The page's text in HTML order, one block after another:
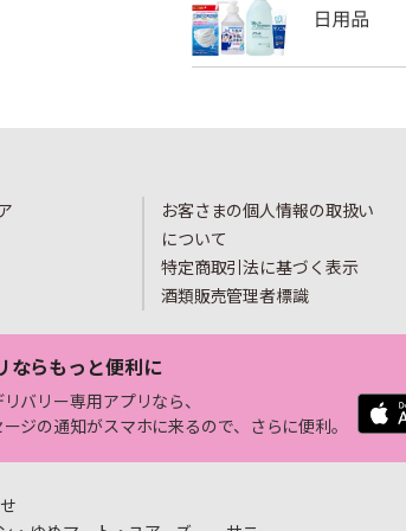
お客さまの個人情報の取扱い
について
特定商取引法に基づく表示
酒類販売管理者標識
ならもっと便利に
リバリー専用アプリなら、
ージの通知がスマホに来るので、さらに便利。